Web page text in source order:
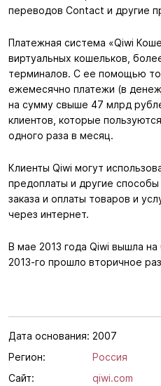
переводов Contact и другие
Платежная система «Qiwi
виртуальных кошельков,
терминалов. С ее помощью
ежемесячно платежи (в
на сумму свыше 47 млрд
клиентов, которые
одного раза в месяц.
Клиенты Qiwi могут
предоплаты и другие
заказа и оплаты товаров и
через интернет.
В мае 2013 года Qiwi вышла на
2013-го прошло вторичное
Дата основания: 2007
Регион:
Россия
Сайт:
qiwi.com